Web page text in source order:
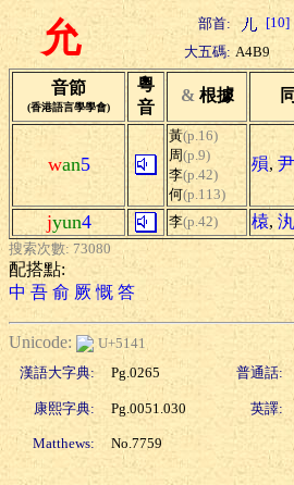
允 部首: [10]
大五碼: A4B9
音節
(香港語言學學會)
粵
音
& 根據
wan5
黃(p.16)
周(p.9)
李(p.42)
何(p.113)
殞, 尹
jyun4 李(p.42) 榬, 汍
搜索次數: 73080
配搭點:
中 吾 俞 厥 慨 答
Unicode:
U+5141
漢語大字典:
Pg.0265 普通話:
康熙字典: Pg.0051.030 英譯:
Matthews: No.7759